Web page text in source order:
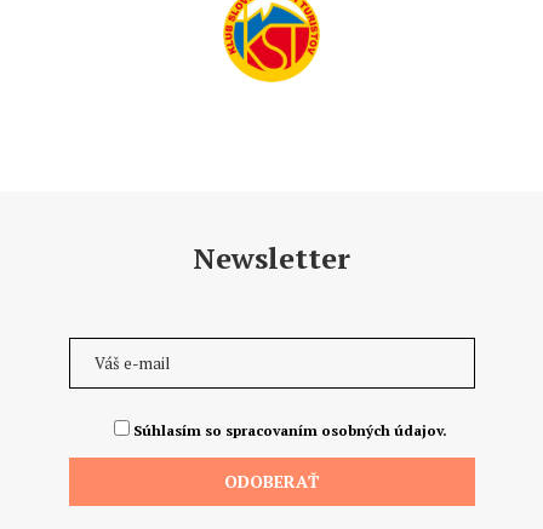
Newsletter
Súhlasím so spracovaním osobných údajov.